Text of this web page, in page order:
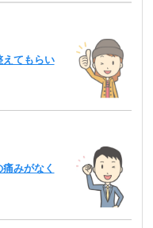
てもらい
みがなく